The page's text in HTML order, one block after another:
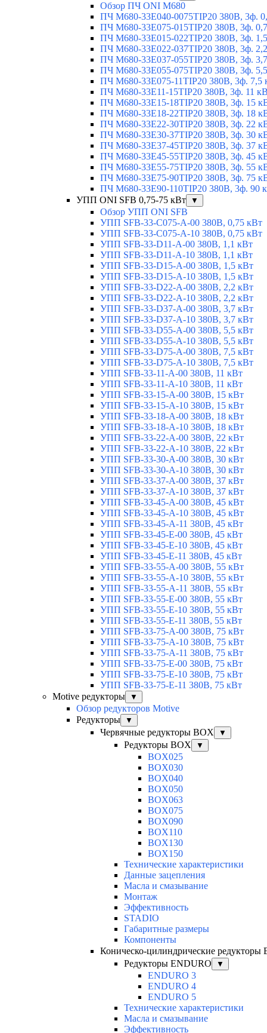
Обзор ПЧ ONI M680
ПЧ M680-33E040-0075TIP20 380В, 3ф.
ПЧ M680-33E075-015TIP20 380В, 3ф.
ПЧ M680-33E015-022TIP20 380В, 3ф.
ПЧ M680-33E022-037TIP20 380В, 3ф.
ПЧ M680-33E037-055TIP20 380В, 3ф.
ПЧ M680-33E055-075TIP20 380В, 3ф.
ПЧ M680-33E075-11TIP20 380В, 3ф. 7,5
ПЧ M680-33E11-15TIP20 380В, 3ф. 11
ПЧ M680-33E15-18TIP20 380В, 3ф. 15
ПЧ M680-33E18-22TIP20 380В, 3ф. 18
ПЧ M680-33E22-30TIP20 380В, 3ф. 22
ПЧ M680-33E30-37TIP20 380В, 3ф. 30
ПЧ M680-33E37-45TIP20 380В, 3ф. 37
ПЧ M680-33E45-55TIP20 380В, 3ф. 45
ПЧ M680-33E55-75TIP20 380В, 3ф. 55
ПЧ M680-33E75-90TIP20 380В, 3ф. 75
ПЧ M680-33E90-110TIP20 380В, 3ф. 90
УПП ONI SFB 0,75-75 кВт
▼
Обзор УПП ONI SFB
УПП SFB-33-C075-A-00 380В, 0,75 кВт
УПП SFB-33-C075-A-10 380В, 0,75 кВт
УПП SFB-33-D11-A-00 380В, 1,1 кВт
УПП SFB-33-D11-A-10 380В, 1,1 кВт
УПП SFB-33-D15-A-00 380В, 1,5 кВт
УПП SFB-33-D15-A-10 380В, 1,5 кВт
УПП SFB-33-D22-A-00 380В, 2,2 кВт
УПП SFB-33-D22-A-10 380В, 2,2 кВт
УПП SFB-33-D37-A-00 380В, 3,7 кВт
УПП SFB-33-D37-A-10 380В, 3,7 кВт
УПП SFB-33-D55-A-00 380В, 5,5 кВт
УПП SFB-33-D55-A-10 380В, 5,5 кВт
УПП SFB-33-D75-A-00 380В, 7,5 кВт
УПП SFB-33-D75-A-10 380В, 7,5 кВт
УПП SFB-33-11-A-00 380В, 11 кВт
УПП SFB-33-11-A-10 380В, 11 кВт
УПП SFB-33-15-A-00 380В, 15 кВт
УПП SFB-33-15-A-10 380В, 15 кВт
УПП SFB-33-18-A-00 380В, 18 кВт
УПП SFB-33-18-A-10 380В, 18 кВт
УПП SFB-33-22-A-00 380В, 22 кВт
УПП SFB-33-22-A-10 380В, 22 кВт
УПП SFB-33-30-A-00 380В, 30 кВт
УПП SFB-33-30-A-10 380В, 30 кВт
УПП SFB-33-37-A-00 380В, 37 кВт
УПП SFB-33-37-A-10 380В, 37 кВт
УПП SFB-33-45-A-00 380В, 45 кВт
УПП SFB-33-45-A-10 380В, 45 кВт
УПП SFB-33-45-A-11 380В, 45 кВт
УПП SFB-33-45-E-00 380В, 45 кВт
УПП SFB-33-45-E-10 380В, 45 кВт
УПП SFB-33-45-E-11 380В, 45 кВт
УПП SFB-33-55-A-00 380В, 55 кВт
УПП SFB-33-55-A-10 380В, 55 кВт
УПП SFB-33-55-A-11 380В, 55 кВт
УПП SFB-33-55-E-00 380В, 55 кВт
УПП SFB-33-55-E-10 380В, 55 кВт
УПП SFB-33-55-E-11 380В, 55 кВт
УПП SFB-33-75-A-00 380В, 75 кВт
УПП SFB-33-75-A-10 380В, 75 кВт
УПП SFB-33-75-A-11 380В, 75 кВт
УПП SFB-33-75-E-00 380В, 75 кВт
УПП SFB-33-75-E-10 380В, 75 кВт
УПП SFB-33-75-E-11 380В, 75 кВт
Motive редукторы
▼
Обзор редукторов Motive
Редукторы
▼
Червячные редукторы BOX ▼
Редукторы BOX ▼
BOX025
BOX030
BOX040
BOX050
BOX063
BOX075
BOX090
BOX110
BOX130
BOX150
Технические характеристики
Данные зацепления
Масла и смазывание
Монтаж
Эффективность
STADIO
Габаритные размеры
Компоненты
Коническо-цилиндрические редукторы
Редукторы ENDURO
▼
ENDURO 3
ENDURO 4
ENDURO 5
Технические характеристики
Масла и смазывание
Эффективность